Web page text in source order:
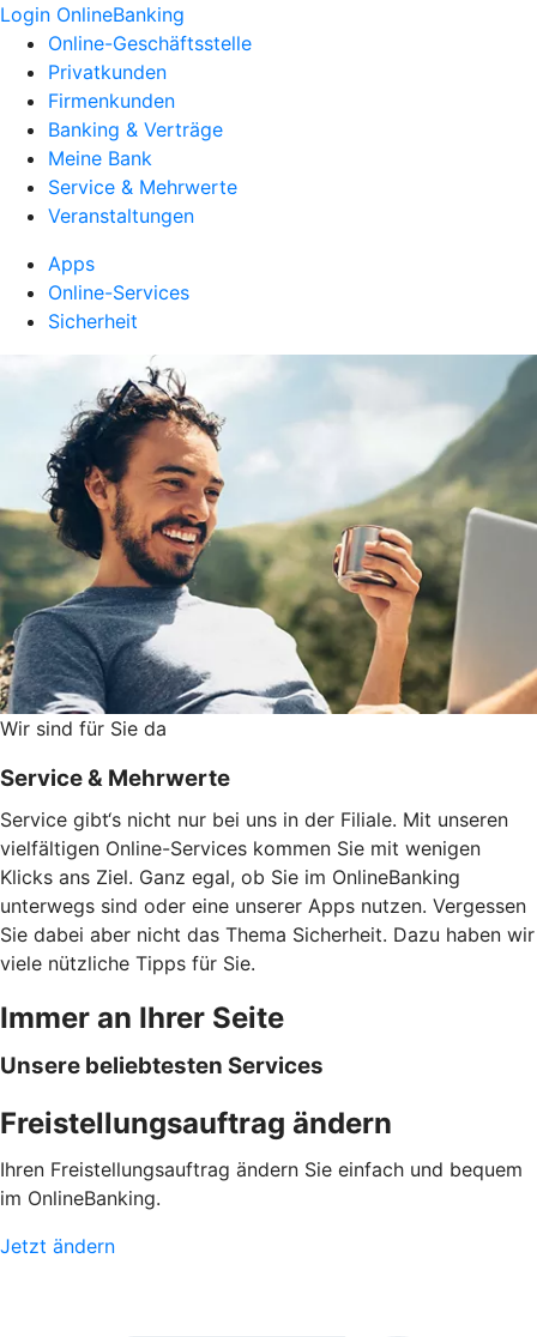
Login OnlineBanking
Online-Geschäftsstelle
Privatkunden
Firmenkunden
Banking & Verträge
Meine Bank
Service & Mehrwerte
Veranstaltungen
Apps
Online-Services
Sicherheit
Wir sind für Sie da
Service & Mehrwerte
Service gibt‘s nicht nur bei uns in der Filiale. Mit unseren
vielfältigen Online-Services kommen Sie mit wenigen
Klicks ans Ziel. Ganz egal, ob Sie im OnlineBanking
unterwegs sind oder eine unserer Apps nutzen. Vergessen
Sie dabei aber nicht das Thema Sicherheit. Dazu haben wir
viele nützliche Tipps für Sie.
Immer an Ihrer Seite
Unsere beliebtesten Services
Freistellungsauftrag ändern
Ihren Freistellungsauftrag ändern Sie einfach und bequem
im OnlineBanking.
Jetzt ändern